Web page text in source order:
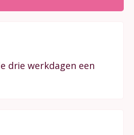
drie werkdagen een